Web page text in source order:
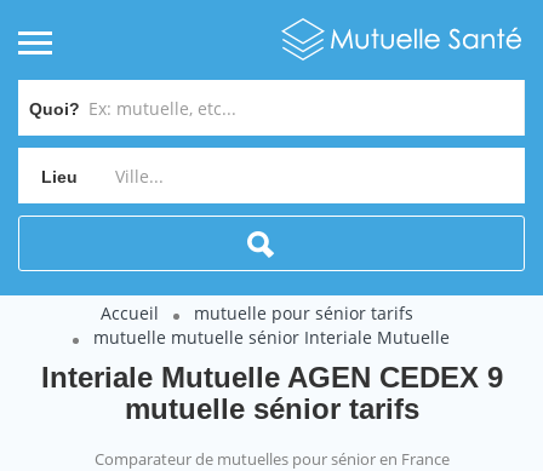
Quoi?
Lieu
Accueil
mutuelle pour sénior tarifs
mutuelle mutuelle sénior Interiale Mutuelle
Interiale Mutuelle AGEN CEDEX 9
mutuelle sénior tarifs
Comparateur de mutuelles pour sénior en France